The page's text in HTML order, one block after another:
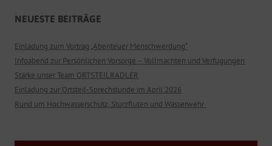
NEUESTE BEITRÄGE
Einladung zum Vortrag „Abenteuer Menschwerdung“
Infoabend zur Persönlichen Vorsorge – Vollmachten und Verfügungen
Stärke unser Team ORTSTEILRADLER
Einladung zur Ortsteil-Sprechstunde im April 2026
Rund um Hochwasserschutz, Sturzfluten und Wasserwehr